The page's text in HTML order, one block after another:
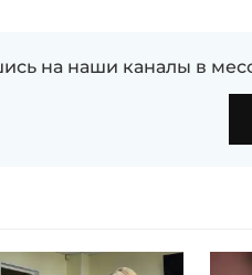
на наши каналы в